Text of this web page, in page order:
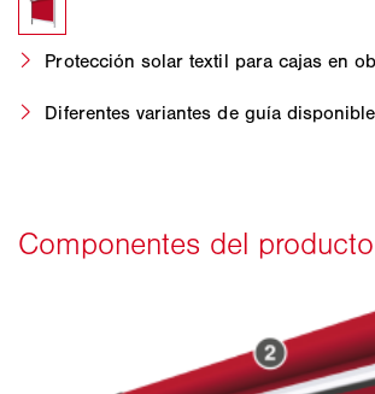
Protección solar textil para cajas en
Diferentes variantes de guía